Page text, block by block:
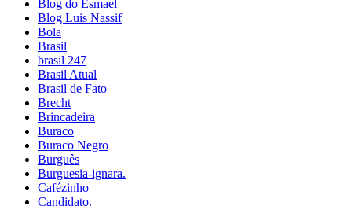
Blog do Esmael
Blog Luis Nassif
Bola
Brasil
brasil 247
Brasil Atual
Brasil de Fato
Brecht
Brincadeira
Buraco
Buraco Negro
Burguês
Burguesia-ignara.
Cafézinho
Candidato.